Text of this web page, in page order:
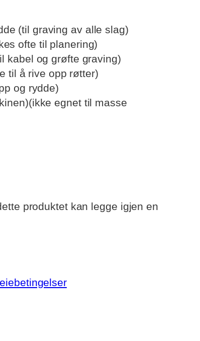
(til graving av alle slag)
ofte til planering)
kabel og grøfte graving)
til å rive opp røtter)
og rydde)
egnet til masse
produktet kan legge igjen en